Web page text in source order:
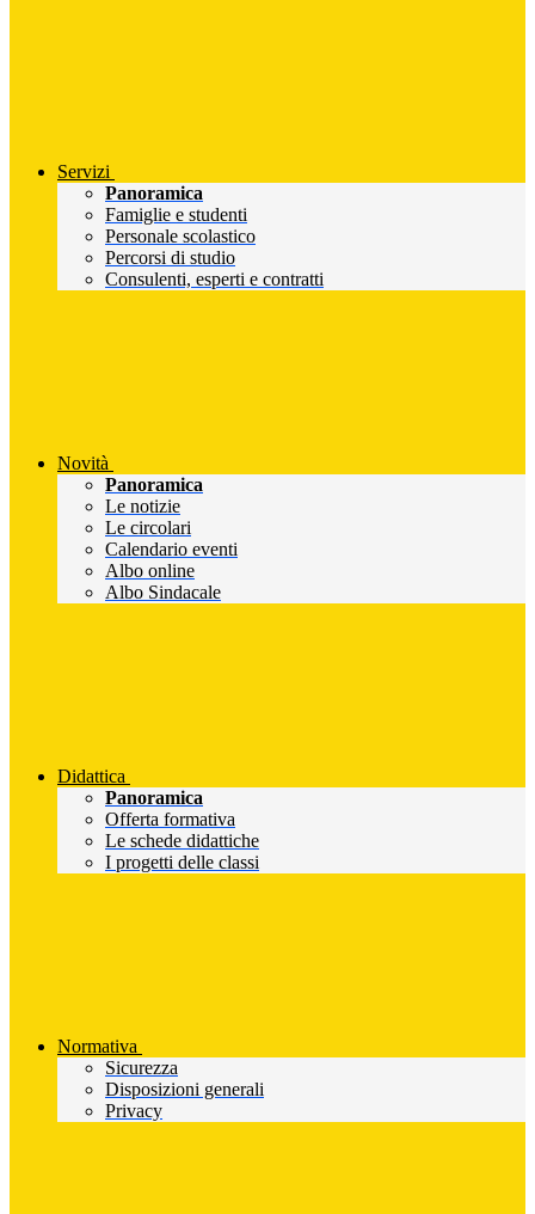
Servizi
Panoramica
Famiglie e studenti
Personale scolastico
Percorsi di studio
Consulenti, esperti e contratti
Novità
Panoramica
Le notizie
Le circolari
Calendario eventi
Albo online
Albo Sindacale
Didattica
Panoramica
Offerta formativa
Le schede didattiche
I progetti delle classi
Normativa
Sicurezza
Disposizioni generali
Privacy